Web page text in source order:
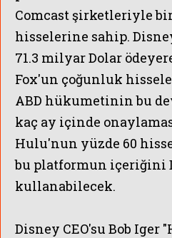
Comcast şirketleriyle
hisselerine sahip.
71.3 milyar Dolar
Fox'un çoğunluk
ABD hükumetinin bu
kaç ay içinde
Hulu'nun yüzde 60
bu platformun içeriğini
kullanabilecek.
Disney CEO'su Bob Iger